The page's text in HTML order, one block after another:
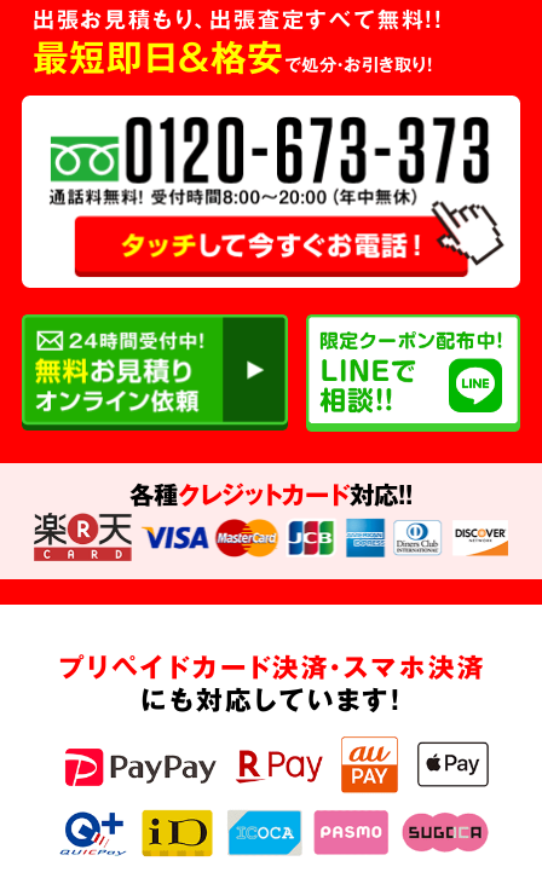
出張お見積もり、出張査定すべて無料!!
最短即日＆格安で処分・お引き取り！
各種クレジットカード対応!!
プリペイドカード決済・スマホ決済
にも対応しています!